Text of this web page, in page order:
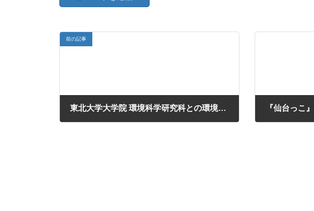
前の記事
東北大学大学院 環境科学研究科との環境研究推進に関する委託業務 『仙台っこ